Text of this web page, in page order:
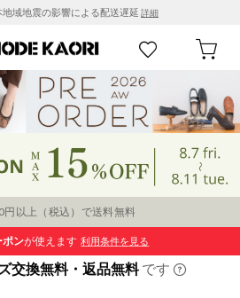
地域地震の影響による配送遅延 詳細
円以上（税込）で送料無料
ポンが使えます 利用条件を見る
交換無料・返品無料です